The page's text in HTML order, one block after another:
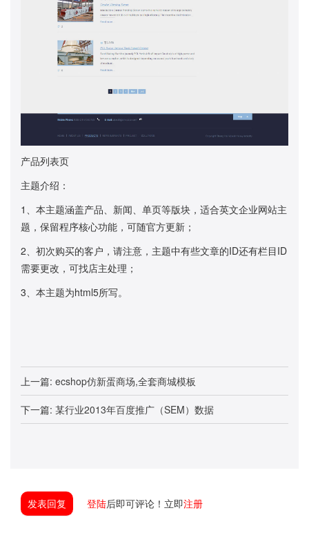
产品列表页
主题介绍：
1、本主题涵盖产品、新闻、单页等版块，适合英文企业网站主
题，保留程序核心功能，可随官方更新；
2、初次购买的客户，请注意，主题中有些文章的ID还有栏目ID
需要更改，可找店主处理；
3、本主题为html5所写。
上一篇: ecshop仿新蛋商场,全套商城模板
下一篇: 某行业2013年百度推广（SEM）数据
发表回复 登陆后即可评论！立即注册